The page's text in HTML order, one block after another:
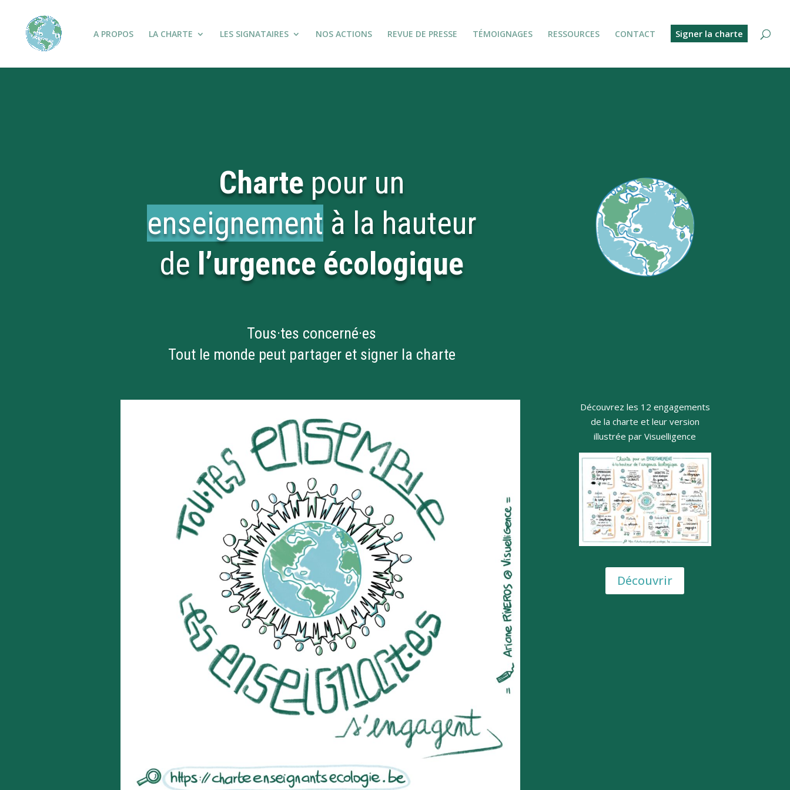
A PROPOS LA CHARTE LES SIGNATAIRES NOS ACTIONS REVUE DE PRESSE TÉMOIGNAGES RESSOURCES CONTACT Signer la charte
Charte pour un
enseignement à la hauteur
de l’urgence écologique
Tous·tes concerné·es
Tout le monde peut partager et signer la charte
Découvrez les 12 engagements
de la charte et leur version
illustrée par Visuelligence
Découvrir